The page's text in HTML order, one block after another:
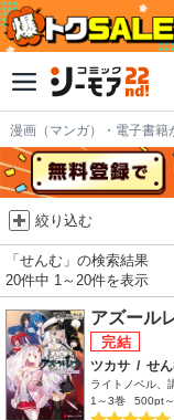
漫画（マンガ）・電子書籍
絞り込む
「せんむ」の検索結果
20件中 1～20件を表示
アズール
ツカサ / せ
ライトノベル、
1～3巻
500pt